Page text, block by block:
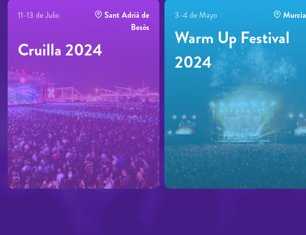
11-13 de Julio
Sant Adrià de
Besòs
Cruilla 2024
3-4 de Mayo Murcia
Warm Up Festival
2024